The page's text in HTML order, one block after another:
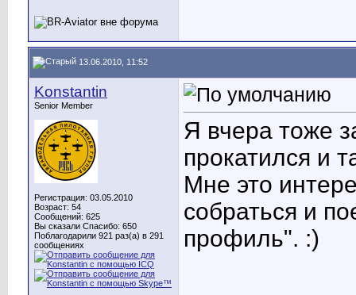
13.06.2010, 11:52
Konstantin
Senior Member
Регистрация: 03.05.2010
Возраст: 54
Сообщений: 625
Вы сказали Спасибо: 650
Поблагодарили 921 раз(а) в 291
сообщениях
Я вчера тоже
прокатился и
Мне это
собраться и
профиль". :)